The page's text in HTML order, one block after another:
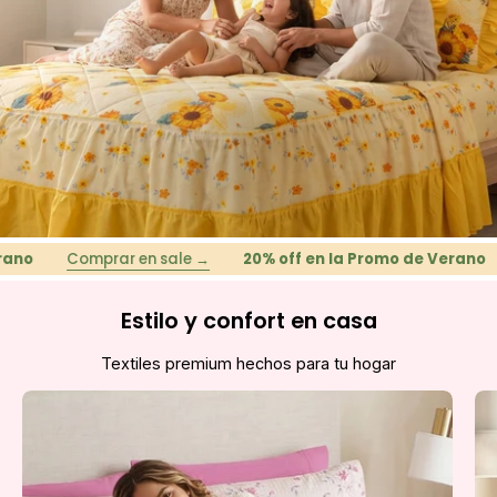
Comprar en sale → 20% off en la Promo de Verano
Estilo y confort en casa
Textiles premium hechos para tu hogar